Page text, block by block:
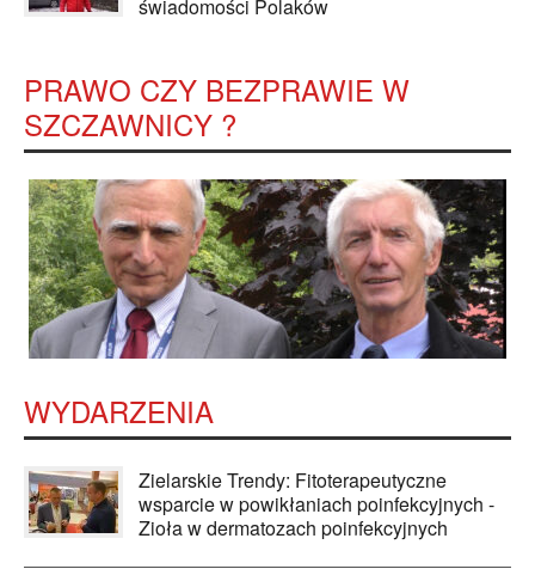
świadomości Polaków
PRAWO CZY BEZPRAWIE W
SZCZAWNICY ?
WYDARZENIA
Zielarskie Trendy: Fitoterapeutyczne
wsparcie w powikłaniach poinfekcyjnych -
Zioła w dermatozach poinfekcyjnych